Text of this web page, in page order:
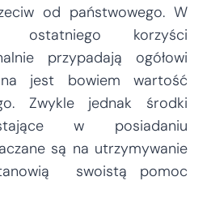
od państwowego. W
ostatniego korzyści
przypadają ogółowi
jest bowiem wartość
Zwykle jednak środki
w posiadaniu
są na utrzymywanie
swoistą pomoc